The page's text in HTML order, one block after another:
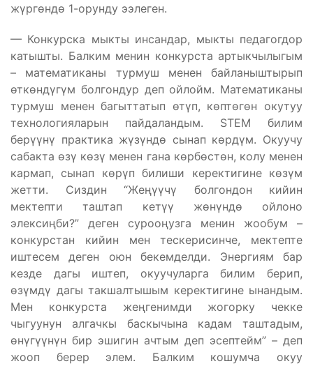
жүргөндө 1-орунду ээлеген.
— Конкурска мыкты инсандар, мыкты педагогдор
катышты. Балким менин конкурста артыкчылыгым
– математиканы турмуш менен байланыштырып
өткөндүгүм болгондур деп ойлойм. Математиканы
турмуш менен багыттатып өтүп, көптөгөн окутуу
технологияларын пайдаландым. STEM билим
берүүнү практика жүзүндө сынап көрдүм. Окуучу
сабакта өзү көзү менен гана көрбөстөн, колу менен
кармап, сынап көрүп билиши керектигине көзүм
жетти. Сиздин “Жеңүүчү болгондон кийин
мектепти таштап кетүү жөнүндө ойлоно
элексиңби?” деген сурооңузга менин жообум –
конкурстан кийин мен тескерисинче, мектепте
иштесем деген оюн бекемделди. Энергиям бар
кезде дагы иштеп, окуучуларга билим берип,
өзүмдү дагы такшалтышым керектигине ынандым.
Мен конкурста жеңгенимди жогорку чекке
чыгуунун алгачкы баскычына кадам таштадым,
өнүгүүнүн бир эшигин ачтым деп эсептейм” – деп
жооп берер элем. Балким кошумча окуу